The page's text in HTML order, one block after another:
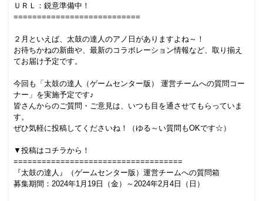
ＵＲＬ：鋭意準備中！
===========================
２月といえば、太鼓の達人のアノ日がありますよね～！
お待ちかねの新曲や、最新のコラボレーション情報など、取り揃え
てお届け予定です。
今回も「太鼓の達人（ゲームセンター版） 運営チームへの質問コー
ナー」を実施予定です♪
皆さんからのご質問・ご意見は、いつも目を通させてもらっていま
す。
ぜひ気軽に投稿してくださいね！（ゆる～い質問もOKです☆）
▼投稿はコチラから！
====================================
『太鼓の達人』（ゲームセンター版）運営チームへの質問箱
募集期間：2024年1月19日（金）～2024年2月4日（日）